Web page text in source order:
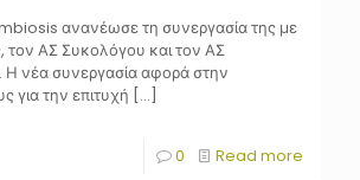
ανανέωσε τη συνεργασία της με
τον ΑΣ Συκολόγου και τον ΑΣ
νέα συνεργασία αφορά στην
για την επιτυχή […]
0 Read more